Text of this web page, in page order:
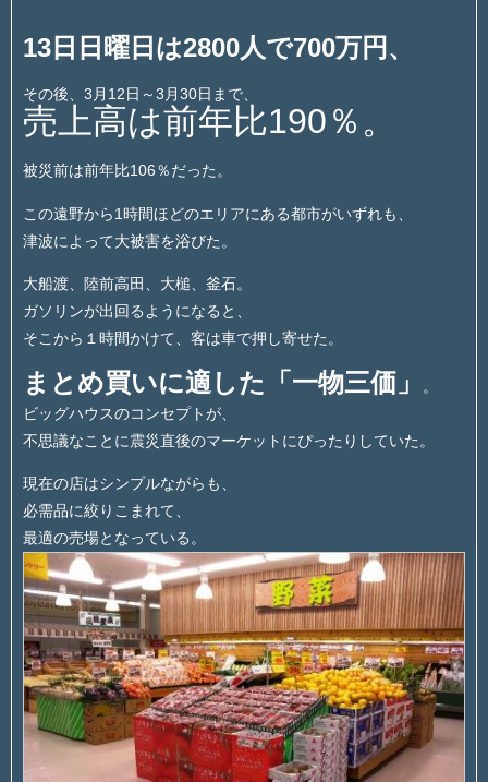
13日日曜日は2800人で700万円、
その後、3月12日～3月30日まで、
売上高は前年比190％。
被災前は前年比106％だった。
この遠野から1時間ほどのエリアにある都市がいずれも、
津波によって大被害を浴びた。
大船渡、陸前高田、大槌、釜石。
ガソリンが出回るようになると、
そこから１時間かけて、客は車で押し寄せた。
まとめ買いに適した「一物三価」
。
ビッグハウスのコンセプトが、
不思議なことに震災直後のマーケットにぴったりしていた。
現在の店はシンプルながらも、
必需品に絞りこまれて、
最適の売場となっている。